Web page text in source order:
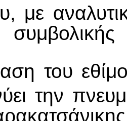
με
του
την